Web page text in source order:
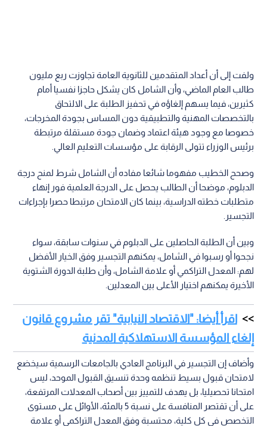
ولفت إلى أن أعداد المتقدمين للثانوية العامة تجاوزت ربع مليون
طالب العام الماضي، وأن الشامل كان يشكل حاجزا نفسيا أمام
كثيرين، فيما يسهم إلغاؤه في تحفيز الطلبة على الالتحاق
بالتخصصات المهنية والتطبيقية دون المساس بجودة المخرجات،
خصوصا مع وجود هيئة اعتماد وضمان جودة مستقلة مرتبطة
برئيس الوزراء تتولى الرقابة على مؤسسات التعليم العالي.
وصحح الخطيب مفهوما شائعا مفاده أن الشامل شرط لمنح درجة
الدبلوم، موضحا أن الطالب يحصل على الدرجة العلمية فور إنهاء
متطلبات خطته الدراسية، بينما كان الامتحان مرتبطا حصرا بإجراءات
التجسير.
وبين أن الطلبة الحاصلين على الدبلوم في سنوات سابقة، سواء
نجحوا أو رسبوا في الشامل، يمكنهم التجسير وفق الخيار الأفضل
لهم: المعدل التراكمي أو علامة الشامل، وأن طلبة الدورة الشتوية
الأخيرة يمكنهم اختيار الأعلى بين المعدلين.
اقرأ أيضا: "الاقتصاد النيابية" تقر مشروع قانون
إلغاء المؤسسة الاستهلاكية المدنية
وأضاف إن التجسير في البرنامج العادي بالجامعات الرسمية سيخضع
لامتحان قبول بسيط تنظمه وحدة تنسيق القبول الموحد، ليس
امتحانا تحصيليا، بل يهدف للتمييز بين أصحاب المعدلات المرتفعة،
على أن تقتصر المنافسة على نسبة 5 بالمئة، الأوائل على مستوى
التخصص في كل كلية، محتسبة وفق المعدل التراكمي أو علامة